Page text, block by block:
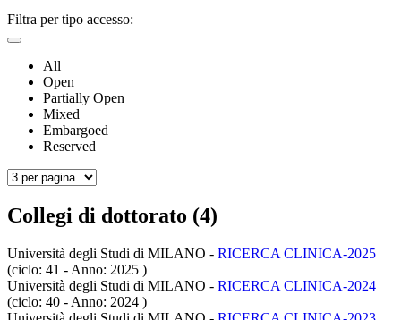
Filtra per tipo accesso:
All
Open
Partially Open
Mixed
Embargoed
Reserved
Collegi di dottorato (4)
Università degli Studi di MILANO - RICERCA CLINICA-2025
(ciclo: 41 - Anno: 2025 )
Università degli Studi di MILANO - RICERCA CLINICA-2024
(ciclo: 40 - Anno: 2024 )